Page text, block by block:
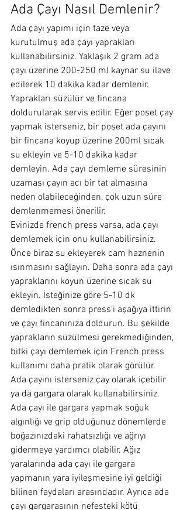
Ada Çayı Nasıl Demlenir?
Ada çayı yapımı için taze veya
kurutulmuş ada çayı yaprakları
kullanabilirsiniz. Yaklaşık 2 gram ada
çayı üzerine 200-250 ml kaynar su ilave
edilerek 10 dakika kadar demlenir.
Yaprakları süzülür ve fincana
doldurularak servis edilir. Eğer poşet çay
yapmak isterseniz, bir poşet ada çayını
bir fincana koyup üzerine 200ml sıcak
su ekleyin ve 5-10 dakika kadar
demleyin. Ada çayı demleme süresinin
uzaması çayın acı bir tat almasına
neden olabileceğinden, çok uzun süre
demlenmemesi önerilir.
Evinizde french press varsa, ada çayı
demlemek için onu kullanabilirsiniz.
Önce biraz su ekleyerek cam haznenin
ısınmasını sağlayın. Daha sonra ada çayı
yapraklarını koyun üzerine sıcak su
ekleyin. İsteğinize göre 5-10 dk
demledikten sonra press’i aşağıya ittirin
ve çayı fincanınıza doldurun. Bu şekilde
yaprakların süzülmesi gerekmediğinden,
bitki çayı demlemek için French press
kullanımı daha pratik olarak görülür.
Ada çayını isterseniz çay olarak içebilir
ya da gargara olarak kullanabilirsiniz.
Ada çayı ile gargara yapmak soğuk
algınlığı ve grip olduğunuz dönemlerde
boğazınızdaki rahatsızlığı ve ağrıyı
gidermeye yardımcı olabilir. Ağız
yaralarında ada çayı ile gargara
yapmanın yara iyileşmesine iyi geldiği
bilinen faydaları arasındadır. Ayrıca ada
çayı gargarasının nefesteki kötü